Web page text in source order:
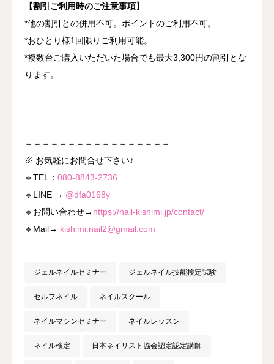
【割引ご利用時のご注意事項】
*他の割引との併用不可。ポイントのご利用不可。
*おひとり様1回限りご利用可能。
*複数台ご購入いただいた場合でも最大3,300円の割引とな
ります。
＝＝＝＝＝＝＝＝＝＝＝＝＝＝＝＝＝
※ お気軽にお問合せ下さい♪
🔹TEL： 080-8843-2736
🔹LINE → @dfa0168y
🔹お問い合わせ→ https://nail-kishimi.jp/contact/
🔹Mail→ kishimi.nail2@gmail.com
ジェルネイルセミナー ジェルネイル技能検定試験
セルフネイル ネイルスクール
ネイルマシンセミナー ネイルレッスン
ネイル検定 日本ネイリスト協会認定認定講師